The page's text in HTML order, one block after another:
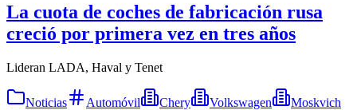
La cuota de coches de fabricación rusa
creció por primera vez en tres años
Lideran LADA, Haval y Tenet
Noticias Automóvil Chery Volkswagen
Moskvich